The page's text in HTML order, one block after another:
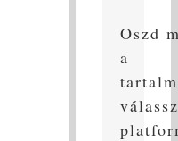
Oszd
a
válassz